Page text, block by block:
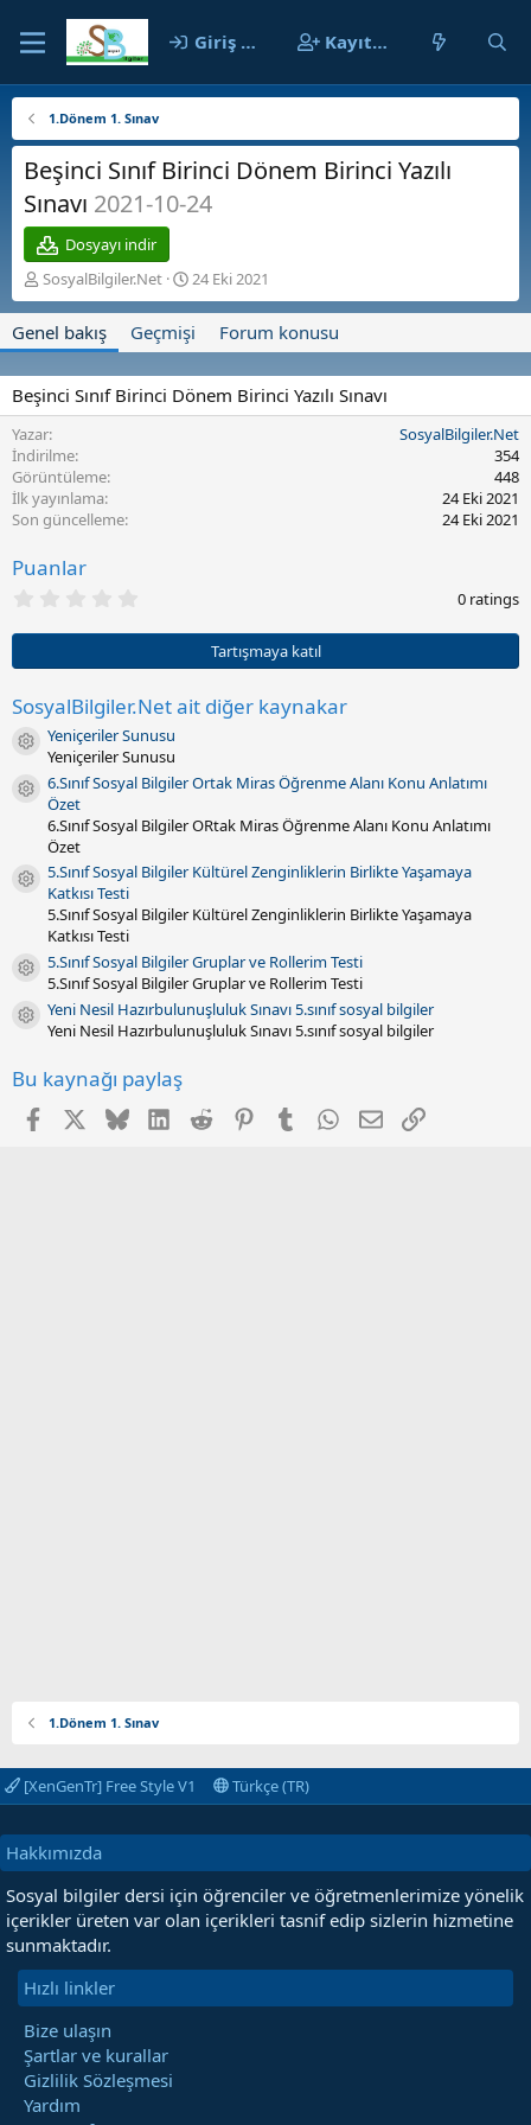
Giriş yap Kayıt ol
1.Dönem 1. Sınav
Beşinci Sınıf Birinci Dönem Birinci Yazılı
Sınavı 2021-10-24
Dosyayı indir
Y
a
a
SosyalBilgiler.Net
O
l
ş
u
r
24 Eki 2021
Genel bakış Geçmişi Forum konusu
Beşinci Sınıf Birinci Dönem Birinci Yazılı Sınavı
Yazar
SosyalBilgiler.Net
İndirilme
354
Görüntüleme
448
İlk yayınlama
24 Eki 2021
Son güncelleme
24 Eki 2021
Puanlar
0
y
l
d
ı
z
(
l
r
0 ratings
Tartışmaya katıl
SosyalBilgiler.Net ait diğer kaynakar
Kaynak ikonu
Yeniçeriler Sunusu
Yeniçeriler Sunusu
Kaynak ikonu
6.Sınıf Sosyal Bilgiler Ortak Miras Öğrenme Alanı Konu Anlatımı
Özet
6.Sınıf Sosyal Bilgiler ORtak Miras Öğrenme Alanı Konu Anlatımı
Özet
Kaynak ikonu
5.Sınıf Sosyal Bilgiler Kültürel Zenginliklerin Birlikte Yaşamaya
Katkısı Testi
5.Sınıf Sosyal Bilgiler Kültürel Zenginliklerin Birlikte Yaşamaya
Katkısı Testi
Kaynak ikonu
5.Sınıf Sosyal Bilgiler Gruplar ve Rollerim Testi
5.Sınıf Sosyal Bilgiler Gruplar ve Rollerim Testi
Kaynak ikonu
Yeni Nesil Hazırbulunuşluluk Sınavı 5.sınıf sosyal bilgiler
Yeni Nesil Hazırbulunuşluluk Sınavı 5.sınıf sosyal bilgiler
Bu kaynağı paylaş
Facebook BlueskyLinkedInReddit PinterestTumblr WhatsApp
E-postaLink
1.Dönem 1. Sınav
[XenGenTr] Free Style V1 Türkçe (TR)
Hakkımızda
Sosyal bilgiler dersi için öğrenciler ve öğretmenlerimize yönelik
içerikler üreten var olan içerikleri tasnif edip sizlerin hizmetine
sunmaktadır.
Hızlı linkler
Bize ulaşın
Şartlar ve kurallar
Gizlilik Sözleşmesi
Yardım